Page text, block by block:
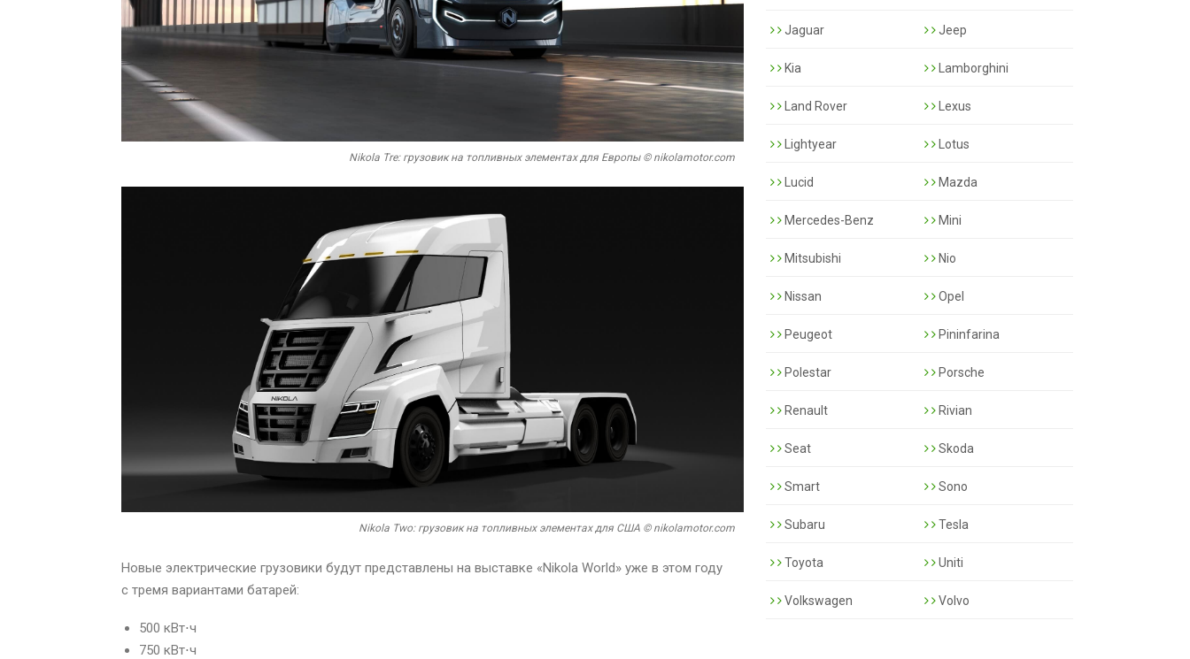
Nikola Tre: грузовик на топливных элементах для Европы © nikolamotor.com
Nikola Two: грузовик на топливных элементах для США © nikolamotor.com
Новые электрические грузовики будут представлены на выставке «Nikola World» уже в этом году
с тремя вариантами батарей:
500 кВт⋅ч
750 кВт⋅ч
Jaguar Jeep
Kia Lamborghini
Land Rover Lexus
Lightyear Lotus
Lucid Mazda
Mercedes-Benz Mini
Mitsubishi Nio
Nissan Opel
Peugeot Pininfarina
Polestar Porsche
Renault Rivian
Seat Skoda
Smart Sono
Subaru Tesla
Toyota Uniti
Volkswagen Volvo